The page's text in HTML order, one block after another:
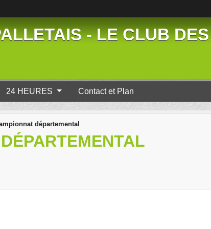
- LE CLUB
24 HEURES Contact et Plan
départemental